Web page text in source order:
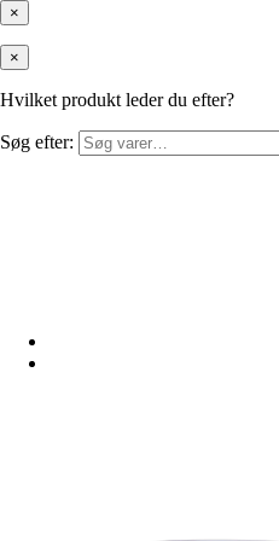
×
×
Hvilket produkt leder du efter?
Søg efter: